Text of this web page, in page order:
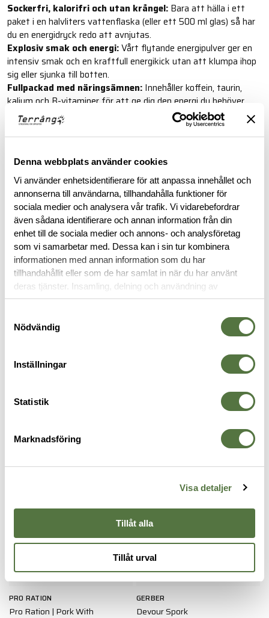
Denna webbplats använder cookies
Vi använder enhetsidentifierare för att anpassa innehållet och
annonserna till användarna, tillhandahålla funktioner för
sociala medier och analysera vår trafik. Vi vidarebefordrar
även sådana identifierare och annan information från din
enhet till de sociala medier och annons- och analysföretag
som vi samarbetar med. Dessa kan i sin tur kombinera
informationen med annan information som du har
tillhandahållit eller som de har samlat in när du har använt
deras tjänster. Insamling, delning och användning av
personuppgifter kan användas för personalisering av
Nödvändig
Inställningar
Statistik
Marknadsföring
Visa detaljer
Tillåt alla
Tillåt urval
Sockerfri, kalorifri och utan krångel: Bara att hälla i ett
paket i en halvliters vattenflaska (eller ett 500 ml glas) så har
du en energidryck redo att avnjutas.
Explosiv smak och energi:Vårt flytande energipulver ger en
intensiv smak och en kraftfull energikick utan att klumpa ihop
sig eller sjunka till botten.
Fullpackad med näringsämnen: Innehåller koffein, taurin,
kalium och B-vitaminer för att ge dig den energi du behöver.
Med Strike Force Energy får du total kontroll över din
energidryck.
Läs mer
FINNS I FÖLJANDE FÄRGER
KÖK, MAT & DRYCK
PRO RATION
Pro Ration | Pork With
GERBER
Devour Spork